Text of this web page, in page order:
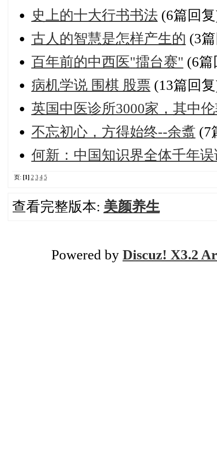
史上的十大行书书法 (6篇回
古人的智慧是怎样产生的 (3
百年前的中西医"擂台赛" (6篇
病机学说 围棋 股票 (13篇回
英国中医诊所3000家，其中
不忘初心，方得始终--余翥 (7
何新：中国知识界全体千年
页: [1] 2 3 4 5
查看完整版本: 美颜养生
Powered by Discuz! X3.2